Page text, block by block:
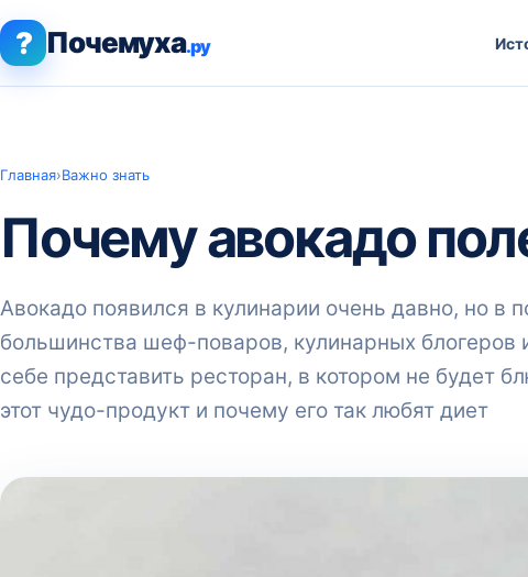
? Почемуха.ру
Главная›Важно знать
Почему авокадо
Авокадо появился в кулинарии очень давно, но в
большинства шеф-поваров, кулинарных блогеров
себе представить ресторан, в котором не будет
этот чудо-продукт и почему его так любят диет